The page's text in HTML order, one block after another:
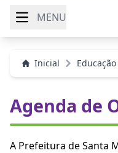
MENU
Inicial Educação
Agenda de
A Prefeitura de Santa